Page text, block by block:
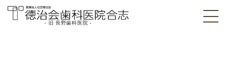
- 旧 長野歯科医院 -